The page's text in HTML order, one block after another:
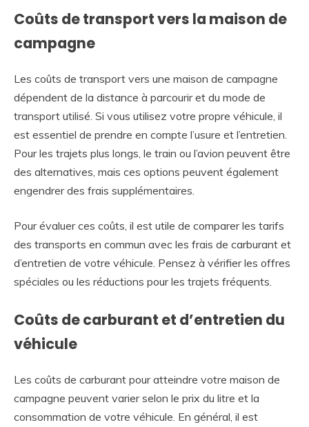
Coûts de transport vers la maison de
campagne
Les coûts de transport vers une maison de campagne
dépendent de la distance à parcourir et du mode de
transport utilisé. Si vous utilisez votre propre véhicule, il
est essentiel de prendre en compte l’usure et l’entretien.
Pour les trajets plus longs, le train ou l’avion peuvent être
des alternatives, mais ces options peuvent également
engendrer des frais supplémentaires.
Pour évaluer ces coûts, il est utile de comparer les tarifs
des transports en commun avec les frais de carburant et
d’entretien de votre véhicule. Pensez à vérifier les offres
spéciales ou les réductions pour les trajets fréquents.
Coûts de carburant et d’entretien du
véhicule
Les coûts de carburant pour atteindre votre maison de
campagne peuvent varier selon le prix du litre et la
consommation de votre véhicule. En général, il est